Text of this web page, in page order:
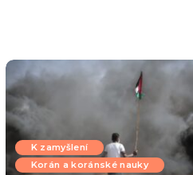
K zamyšlení
Korán a koránské nauky